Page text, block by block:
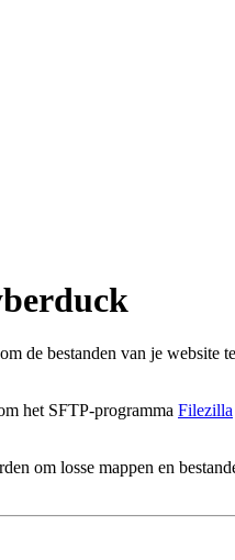
om de bestanden van je website
het SFTP-programma Filezilla
om losse mappen en